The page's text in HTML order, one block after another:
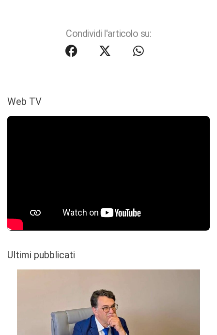
Condividi l'articolo su:
Web TV
Ultimi pubblicati